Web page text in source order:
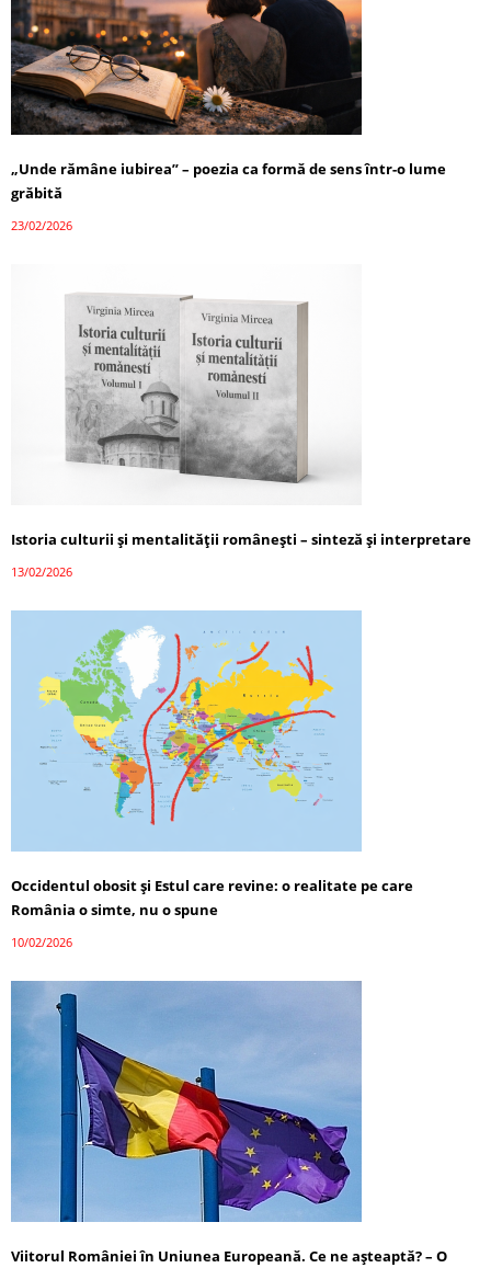
„Unde rămâne iubirea” – poezia ca formă de sens într-o lume
grăbită
23/02/2026
Istoria culturii și mentalității românești – sinteză și interpretare
13/02/2026
Occidentul obosit și Estul care revine: o realitate pe care
România o simte, nu o spune
10/02/2026
Viitorul României în Uniunea Europeană. Ce ne așteaptă? – O